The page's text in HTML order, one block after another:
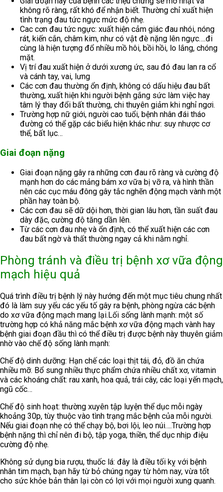
không rõ ràng, rất khó để nhận biết. Thường chỉ xuất hiện
tình trạng đau tức ngực mức độ nhẹ.
Cac cơn đau tức ngực: xuất hiện cảm giác đau nhói, nóng
rát, kiến cắn, châm kim, như có vật đè nặng lên ngực….đi
cùng là hiện tượng đổ nhiều mồ hôi, bồi hồi, lo lắng, chóng
mặt.
Vị trí đau xuất hiện ở dưới xương ức, sau đó đau lan ra cổ
và cánh tay, vai, lưng
Các cơn đau thường ổn định, không có dấu hiệu đau bất
thường, xuất hiện khi người bệnh gắng sức làm việc hay
tâm lý thay đổi bất thường, chi thuyên giảm khi nghỉ ngơi.
Trường hợp nữ giới, người cao tuổi, bệnh nhân đái tháo
đường có thể gặp các biểu hiện khác như: suy nhược cơ
thể, bất lục…
Giai đoạn nặng
Giai đoạn nặng gây ra những cơn đau rõ ràng và cường độ
mạnh hơn do các mảng bám xơ vữa bị vỡ ra, và hình thần
nên các cục máu đông gây tắc nghẽn động mạch vành một
phần hay toàn bộ.
Các cơn đau sẽ dữ dội hơn, thời gian lâu hơn, tần suất đau
dày đặc, cường độ tăng dần lên.
Từ các cơn đau nhẹ và ổn định, có thể xuất hiện các cơn
đau bất ngờ và thất thường ngay cả khi nằm nghỉ.
Phòng tránh và điều trị bệnh xơ vữa động
mạch hiệu quả
Quá trình điều trị bệnh lý này hướng đến một mục tiêu chung nhất
đó là làm suy yếu các yếu tố gây ra bệnh, phòng ngừa các bệnh
do xơ vữa động mạch mang lại.Lối sống lành mạnh: một số
trường hợp có khả năng mắc bệnh xơ vữa động mạch vành hay
bệnh giai đoạn đầu thì có thể điều trị được bệnh này thuyên giảm
nhờ vào chế độ sống lành mạnh:
Chế độ dinh dưỡng: Hạn chế các loại thịt tái, đỏ, đồ ăn chứa
nhiều mỡ. Bổ sung nhiều thực phẩm chứa nhiều chất xơ, vitamin
và các khoáng chất: rau xanh, hoa quả, trái cây, các loại yến mạch,
ngũ cốc…
Chế độ sinh hoạt: thường xuyên tập luyện thể dục mỗi ngày
khoảng 30p, tùy thuộc vào tình trạng mắc bệnh của mỗi người.
Nếu giai đoạn nhẹ có thể chạy bộ, bơi lội, leo núi….Trường hợp
bệnh nặng thì chỉ nên đi bộ, tập yoga, thiền, thể dục nhịp điệu
cường độ nhẹ.
Không sử dụng bia rượu, thuốc lá: đây là điều tối kỵ với bệnh
nhân tim mạch, bạn hãy từ bỏ chúng ngay từ hôm nay, vừa tốt
cho sức khỏe bản thân lại còn có lợi với mọi người xung quanh.